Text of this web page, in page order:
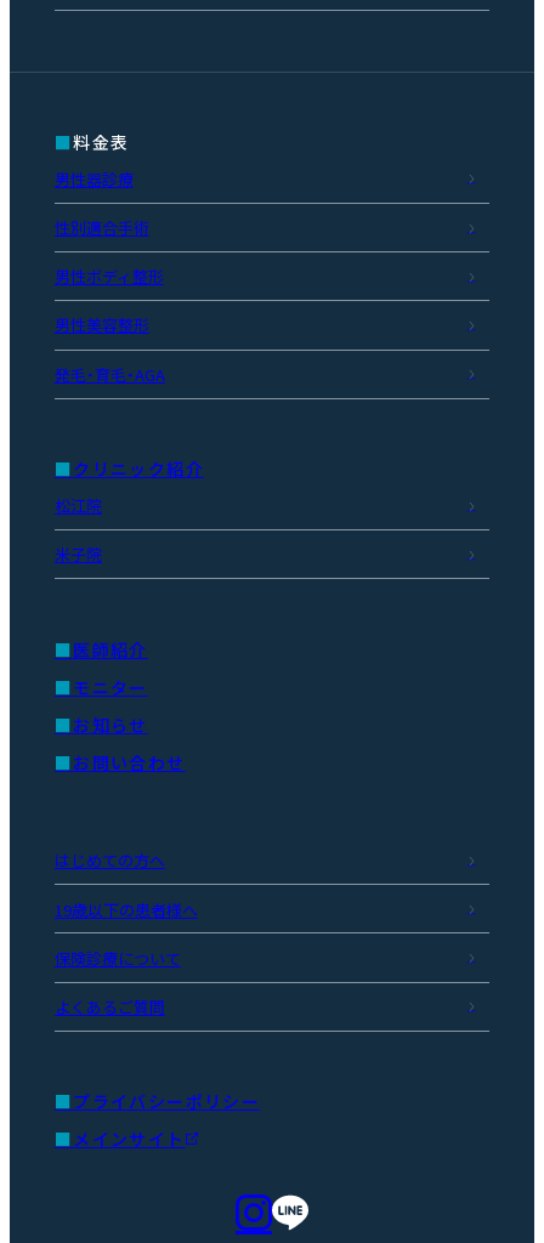
料金表
男性器診療
性別適合手術
男性ボディ整形
男性美容整形
発毛・育毛・AGA
クリニック紹介
松江院
米子院
医師紹介
モニター
お知らせ
お問い合わせ
はじめての方へ
19歳以下の患者様へ
保険診療について
よくあるご質問
プライバシーポリシー
メインサイト